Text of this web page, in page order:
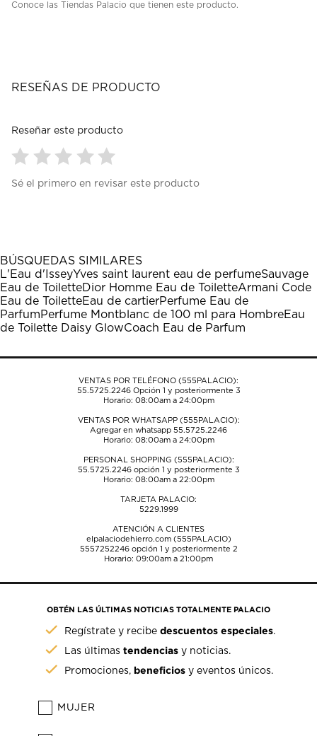
Conoce las Tiendas Palacio que tienen este producto.
RESEÑAS DE PRODUCTO
Reseñar este producto
para
1
estrella
Esta
acción
abrirá
el
formulario
envío.
para
estrellas.
Esta
acción
abrirá
el
formulario
envío.
para
estrellas.
Esta
acción
abrirá
el
formulario
envío.
para
estrellas.
Esta
acción
abrirá
el
formulario
envío.
para
estrellas.
Esta
acción
abrirá
el
formulario
envío.
Sé el primero en revisar este producto
BÚSQUEDAS SIMILARES
L'Eau d'IsseyYves saint laurent eau de perfumeSauvage
Eau de ToiletteDior Homme Eau de ToiletteArmani Code
Eau de ToiletteEau de cartierPerfume Eau de
ParfumPerfume Montblanc de 100 ml para HombreEau
de Toilette Daisy GlowCoach Eau de Parfum
VENTAS POR TELÉFONO (555PALACIO):
55.5725.2246Opción 1 y posteriormente 3
Horario: 08:00am a 24:00pm
VENTAS POR WHATSAPP (555PALACIO):
Agregar en whatsapp 55.5725.2246
Horario: 08:00am a 24:00pm
PERSONAL SHOPPING (555PALACIO):
55.5725.2246opción 1 y posteriormente 3
Horario: 08:00am a 22:00pm
TARJETA PALACIO:
5229.1999
ATENCIÓN A CLIENTES
elpalaciodehierro.com (555PALACIO)
5557252246opción 1 y posteriormente 2
Horario: 09:00am a 21:00pm
OBTÉN LAS ÚLTIMAS NOTICIAS TOTALMENTE PALACIO
Regístrate y recibedescuentos especiales.
Las últimastendencias y noticias.
Promociones, beneficios y eventos únicos.
MUJER